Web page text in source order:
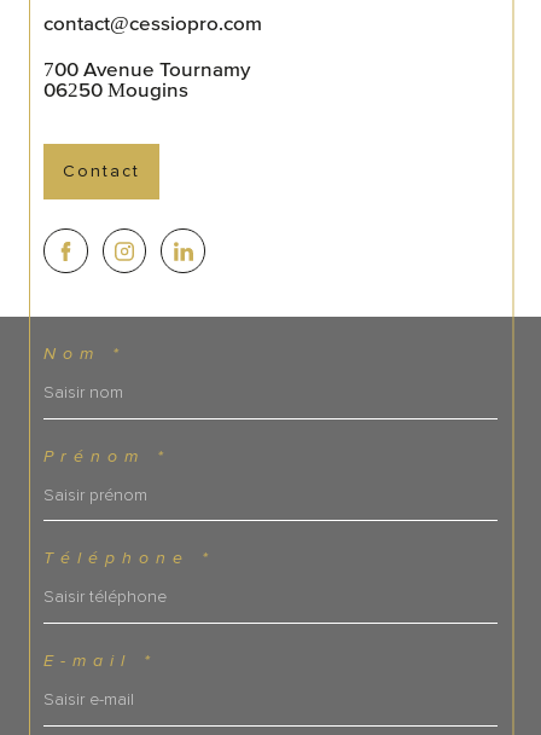
Nom *
Prénom *
Téléphone *
E-mail *
contact@cessiopro.com
700 Avenue Tournamy
06250
Mougins
Contact